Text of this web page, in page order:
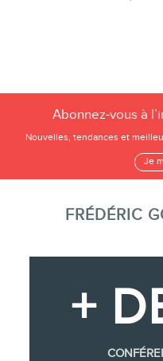
Abonnez-vous à
Nouvelles, tendances et
Je
FRÉDÉRIC
+